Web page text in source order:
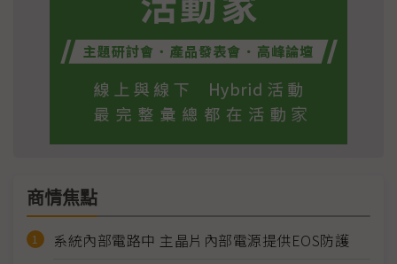
商情焦點
系統內部電路中 主晶片內部電源提供EOS防護